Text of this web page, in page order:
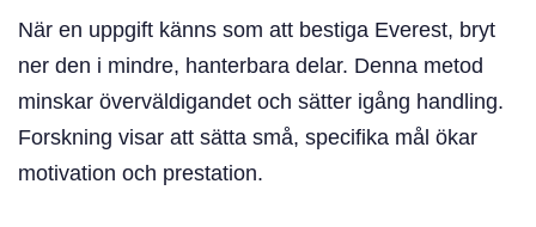
När en uppgift känns som att bestiga Everest, bryt
ner den i mindre, hanterbara delar. Denna metod
minskar överväldigandet och sätter igång handling.
Forskning visar att sätta små, specifika mål ökar
motivation och prestation.